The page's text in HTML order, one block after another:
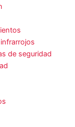
de seguridad